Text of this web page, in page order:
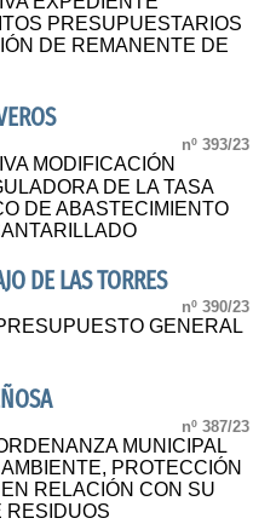
PRESUPUESTARIOS
DE REMANENTE DE
nº 393/23
MODIFICACIÓN
DE LA TASA
DE ABASTECIMIENTO
DE LAS TORRES
nº 390/23
GENERAL
nº 387/23
MUNICIPAL
PROTECCIÓN
RELACIÓN CON SU
RESIDUOS